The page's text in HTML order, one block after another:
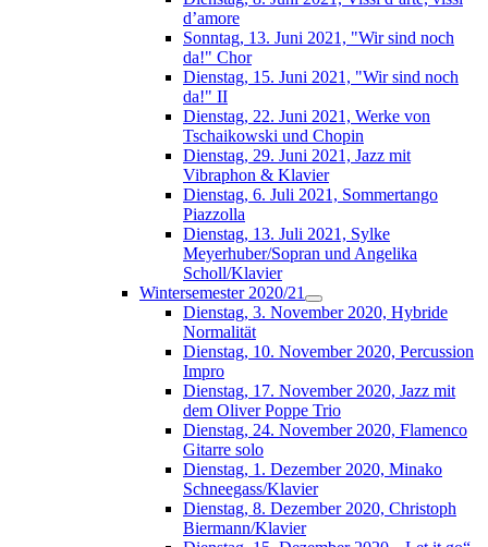
d’amore
Sonntag, 13. Juni 2021, "Wir sind noch
da!" Chor
Dienstag, 15. Juni 2021, "Wir sind noch
da!" II
Dienstag, 22. Juni 2021, Werke von
Tschaikowski und Chopin
Dienstag, 29. Juni 2021, Jazz mit
Vibraphon & Klavier
Dienstag, 6. Juli 2021, Sommertango
Piazzolla
Dienstag, 13. Juli 2021, Sylke
Meyerhuber/Sopran und Angelika
Scholl/Klavier
Wintersemester 2020/21
Dienstag, 3. November 2020, Hybride
Normalität
Dienstag, 10. November 2020, Percussion
Impro
Dienstag, 17. November 2020, Jazz mit
dem Oliver Poppe Trio
Dienstag, 24. November 2020, Flamenco
Gitarre solo
Dienstag, 1. Dezember 2020, Minako
Schneegass/Klavier
Dienstag, 8. Dezember 2020, Christoph
Biermann/Klavier